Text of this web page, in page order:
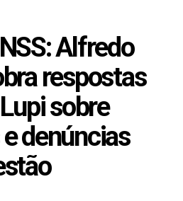
Alfredo
respostas
sobre
denúncias